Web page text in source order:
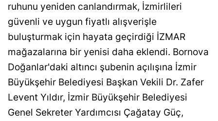
ruhunu yeniden canlandırmak, İzmirlileri
güvenli ve uygun fiyatlı alışverişle
buluşturmak için hayata geçirdiği İZMAR
mağazalarına bir yenisi daha eklendi. Bornova
Doğanlar'daki altıncı şubenin açılışına İzmir
Büyükşehir Belediyesi Başkan Vekili Dr. Zafer
Levent Yıldır, İzmir Büyükşehir Belediyesi
Genel Sekreter Yardımcısı Çağatay Güç,